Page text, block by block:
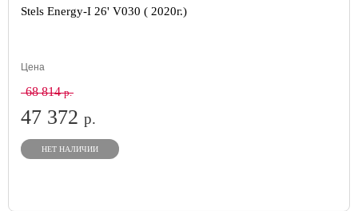
Stels Energy-I 26' V030 ( 2020г.)
Цена
68 814р.
47 372 р.
НЕТ НАЛИЧИИ